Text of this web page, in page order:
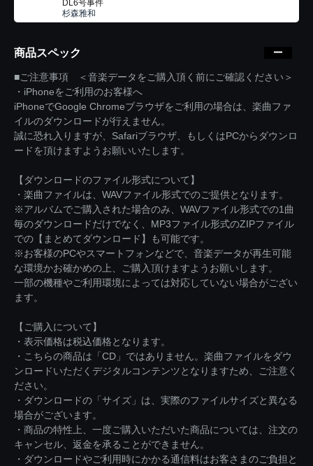
DL6号事件
杉森雅和
商品スペック
■ご注意事項 ＜音楽データをご購入頂く前にご確認ください＞
・iPhoneをご利用のお客様へ
iPhoneでGoogle Chromeブラウザをご利用の場合は、楽曲ファ
イルのダウンロードが行えません。
誠に恐れ入りますが、Safariブラウザ、もしくはPCからダウンロ
ードを頂けますようお願いいたします。
【ダウンロードのファイル形式について】
・楽曲ファイルは、WAVファイル形式でのご提供となります。
※アルバムでご購入された場合のみ、WAVファイル形式での1曲
毎のダウンロードだけでなく、MP3ファイル形式のZIPファイル
での【まとめてダウンロード】も可能です。
※お客様のPCやスマートフォンなどで、音楽データが再生可能
な環境かお確かめの上、ご購入頂けますようお願いします。
一部の機種やご利用環境によっては対応していない場合がござい
ます。
【ご購入について】
・表示価格は税込価格となります。
・こちらの商品は「CD」ではありません。楽曲ファイルをダウ
ンロードいただくデジタルコンテンツとなりますため、ご注意く
ださい。
・ダウンロードの「サイズ」は、実際のファイルサイズと異なる
場合がございます。
・商品の特性上、一度ご購入いただいた商品については、注文の
キャンセル、返金を承ることができません。
・ダウンロードやご利用時にかかる通信料はお客さまのご負担と